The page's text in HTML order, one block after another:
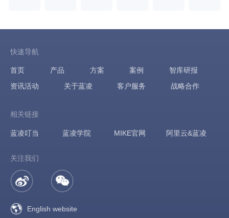
快速导航
首页 产品 方案 案例
智库研报
资讯活动
关于蓝凌 客户服务 战略合作
相关链接
蓝凌叮当 蓝凌学院 MIKE官网 阿里云&蓝凌
关注我们
English website